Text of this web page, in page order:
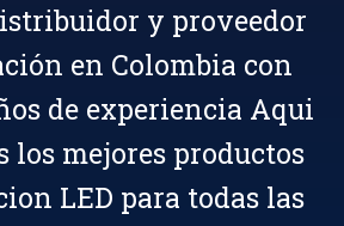
y proveedor
en Colombia con
de experiencia Aqui
los mejores productos
LED para todas las